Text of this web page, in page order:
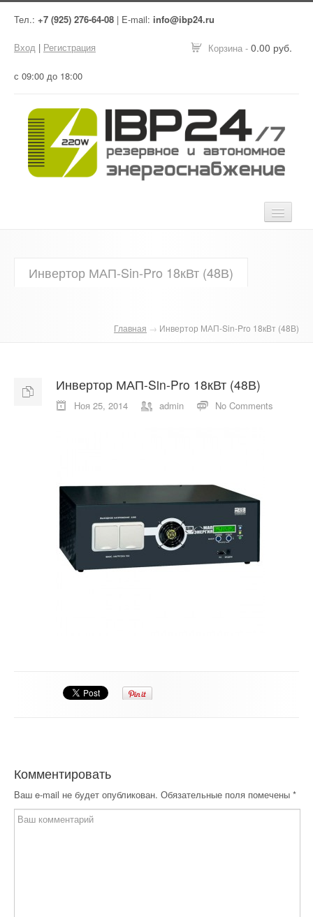
Тел.: +7 (925) 276-64-08 | E-mail: info@ibp24.ru
Корзина - 0.00 руб.
Вход | Регистрация
с 09:00 до 18:00
Оборудование
Контакты
Инвертор МАП-Sin-Pro 18кВт (48В)
Главная → Инвертор МАП-Sin-Pro 18кВт (48В)
Инвертор МАП-Sin-Pro 18кВт (48В)
Ноя 25, 2014 admin No Comments
Комментировать
Ваш e-mail не будет опубликован. Обязательные поля помечены *